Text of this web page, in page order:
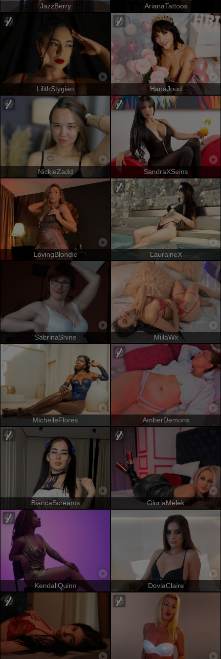
JazzBerry ArianaTattoos
LilithStygian HanaJoud
NickieZadd SandraXSeins
LovingBlondie LauraineX
SabrinaShine MiilaWx
MichelleFlores AmberDemons
BiancaScreams GloriaMelek
KendallQuinn DoviaClaire